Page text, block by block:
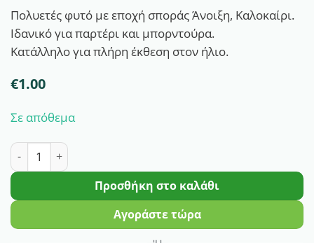
Πολυετές φυτό με εποχή σποράς Άνοιξη, Καλοκαίρι.
Ιδανικό για παρτέρι και μπορντούρα.
Κατάλληλο για πλήρη έκθεση στον ήλιο.
€1.00
Σε απόθεμα
Σπόρος Μπέλλα Διπλή ποσότητα
Προσθήκη στο καλάθι
Αγοράστε τώρα